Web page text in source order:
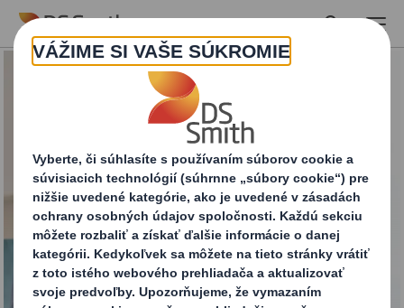
Skip to main content